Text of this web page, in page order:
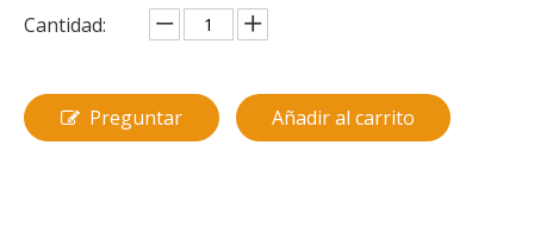
Cantidad:
Preguntar Añadir al carrito